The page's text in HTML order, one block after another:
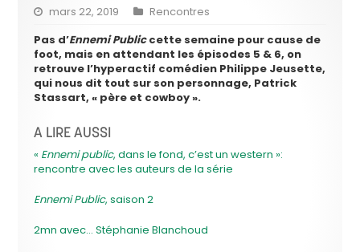
mars 22, 2019
Rencontres
Pas d’Ennemi Publiccette semaine pour cause de
foot, mais en attendant les épisodes 5 & 6, on
retrouve l’hyperactif comédien Philippe Jeusette,
qui nous dit tout sur son personnage, Patrick
Stassart, « père et cowboy ».
A LIRE AUSSI
« Ennemi public, dans le fond, c’est un western »:
rencontre avec les auteurs de la série
Ennemi Public, saison 2
2mn avec… Stéphanie Blanchoud